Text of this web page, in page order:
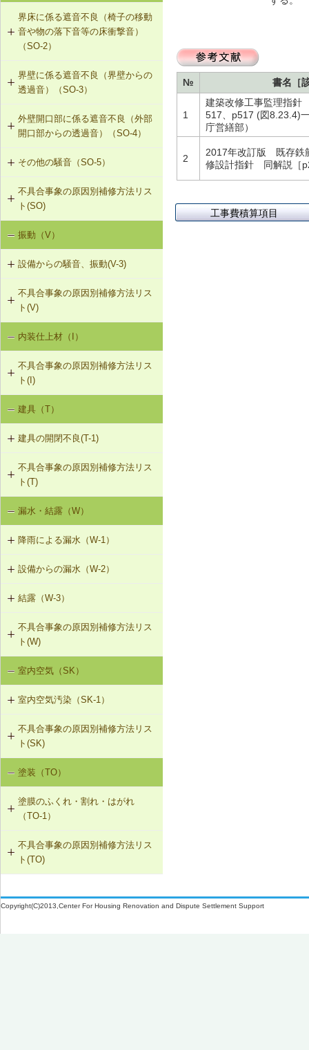
ル）
G-2-313 注入口付アンカーピンニン
G-2-701 シール工法（ALCパネル）
G-2-702 Uカットモルタル充填工法
（ALCパネル）
G-2-703 Uカットシール材充填工法
（ALCパネル）
G-2-704 欠損部充填工法（ALCパネ
ル）
界床に係る遮音不良（椅子の移動
音や物の落下音等の床衝撃音）
（SO-2）
SO-2-301 軽量床衝撃音に対する遮
音性能のある乾式二重床への交換
SO-2-302 軽量床衝撃音に対する遮
音性能のある直張り床への交換
界壁に係る遮音不良（界壁からの
透過音）（SO-3）
SO-3-301 せっこうボード直張り工
法の空げき部分へのモルタル充填
SO-3-302 コンセントボックスが対
面する位置にあるRC造の界壁の補修
SO-3-303 断熱材の折り返し部分に
せっこうボード直張り工法を採用し
たRC造の界壁の補修
外壁開口部に係る遮音不良（外部
開口部からの透過音）（SO-4）
SO-4-301 遮音性能のある外部建具
への交換
その他の騒音（SO-5）
SO-5-301 弾力性のあるビニル床シ
ート材への交換
SO-5-302 バルコニー手すりの風騒
音（笛吹き音）を防止する補助部材
の設置
不具合事象の原因別補修方法リス
ト(SO)
界床に係る遮音不良（床歩行音等の
床衝撃音）（SO-1）
界床に係る遮音不良（椅子の移動音
や物の落下音等の床衝撃音）（SO-
2）
界壁に係る遮音不良（界壁からの透
過音）（SO-3）
外壁開口部に係る遮音不良（外部開
口部からの透過音）（SO-4）
振動（V）
設備からの騒音、振動(V-3)
V-3-001 換気扇・ダクト等の交換工
事
V-3-002 水栓の取付け直し
V-3-003 器具用通気弁の取付け
への交換
V-3-005 駐輪機からの音・振動の伝
V-3-301 給水管からの音・振動の伝
置）
V-3-302 排水管からの音・振動の伝
の伝搬を防止する措置
搬を防止する措置
換
不具合事象の原因別補修方法リス
ト(V)
床振動（V-1）
水平振動（V-2）
設備からの騒音、振動（V-3）
内装仕上材（I）
不具合事象の原因別補修方法リス
ト(I)
内装仕上材の汚損（I-1）
内装仕上材のひび割れ、はがれ等
（I-2）
建具（T）
建具の開閉不良(T-1)
T-1-001 丁番の取付け調整
T-1-002 丁番の取替え
T-1-003 ラッチボルト受金物の調整
T-1-007 敷居のレベル調整
T-1-008 建具上桟削り調整
T-1-009 建具枠の取替え
不具合事象の原因別補修方法リス
ト(T)
建具の開閉不良（T-1）
漏水・結露（W）
降雨による漏水（W-1）
W-1-301 パラペット笠木の補修
W-1-302 パラペットの打直し、防水
層の再施工（アスファルト防水・改
質アスファルトシート防水）
W-1-303 パラペットの水切り設置、
防水層立上り部の再施工（アスファ
ルト防水）
ファルト系保護防水）
ファルト防水）
W-1-306 配管再固定の上、シーリン
グ材の打替え
W-1-307 屋上開口部回りのシーリン
グ材の打替え
W-1-308 水切り板の取付け
設備からの漏水（W-2）
W-2-001 混合水栓の接続部品の交換
W-2-002 給湯配管の取替え、再固定
W-2-003 給水・給湯配管接続部のガ
スケット交換
W-2-004 継手の交換
W-2-005 大便器と排水配管接続部の
取付け直し
W-2-006 給水配管ルートの変更
W-2-007 洗濯機防水パン・トラップ
の取付け直し
W-2-301 腐食を発生させない管・継
手の組合せに取替え
W-2-302 排水配管を耐食性の良い配
管に取替え
結露（W-3）
W-3-001 防露型の便器・ロータンク
に交換
W-3-002 結露受、結露排水口の追加
W-3-003 熱交換型換気扇の設置
W-3-004 湿度連動型換気扇の設置
露被覆
不具合事象の原因別補修方法リス
ト(W)
降雨による漏水（W-1）
設備からの漏水（W-2）
結露（W-3）
室内空気（SK）
室内空気汚染（SK-1）
SK-1-001 給排気口の位置の変更
SK-1-002 ダクトの増設
SK-1-004 通気措置を講じた建具へ
の交換
SK-1-003 換気ファンの交換
不具合事象の原因別補修方法リス
ト(SK)
室内空気の汚染（SK-1）
塗装（TO）
塗膜のふくれ・割れ・はがれ
（TO-1）
TO-1-001 外壁の塗料の塗替え(コン
クリート系下地)
下地)
不具合事象の原因別補修方法リス
ト(TO)
1）
№ 書名［
1
建築改修工事監理指
517、p517 (図8.23.4)
庁営繕部）
2
2017年改訂版 既存鉄
修設計指針 同解説［
工事費積算項目
Copyright(C)2013,Center For Housing Renovation and Dispute Settlement Support